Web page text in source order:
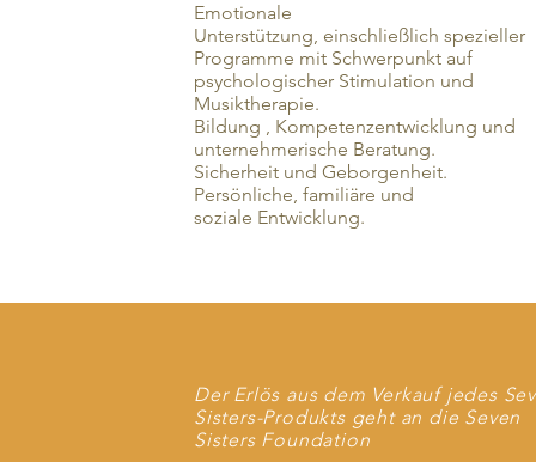
Emotionale
Unterstützung, einschließlich spezieller
Programme mit Schwerpunkt auf
psychologischer Stimulation und
Musiktherapie.
Bildung , Kompetenzentwicklung und
unternehmerische Beratung.
Sicherheit und Geborgenheit.
Persönliche, familiäre und
soziale Entwicklung.
Der Erlös aus dem Verkauf jedes
Sisters-Produkts geht an die Seven
Sisters Foundation